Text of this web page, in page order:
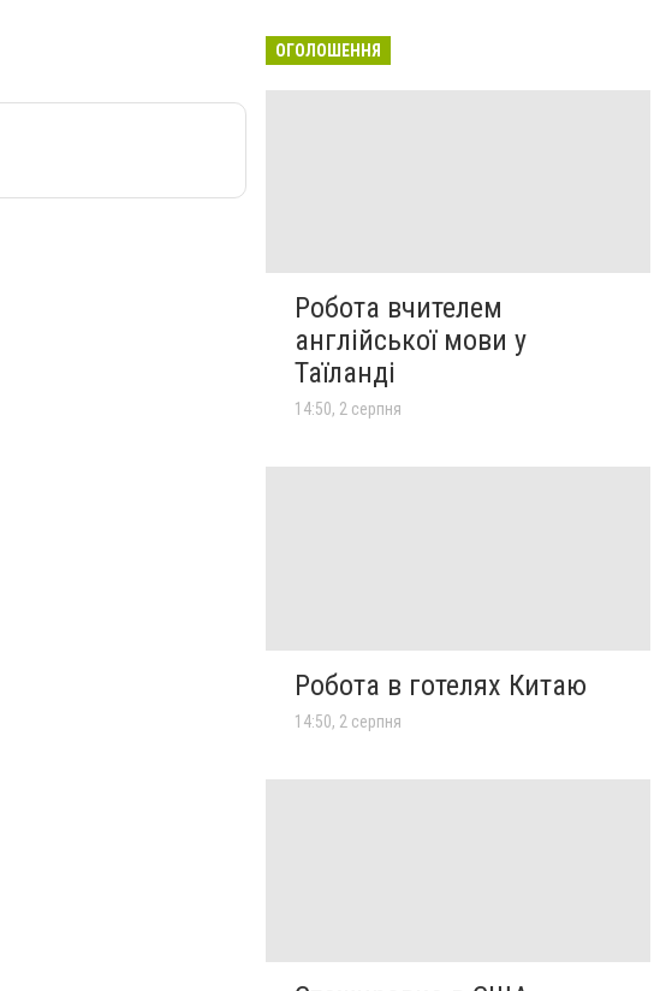
НОВИНИ КОМПАНІЙ
ОГОЛОШЕННЯ
Робота вчителем
англійської мови у
Таїланді
14:50, 2 серпня
Робота в готелях Китаю
14:50, 2 серпня